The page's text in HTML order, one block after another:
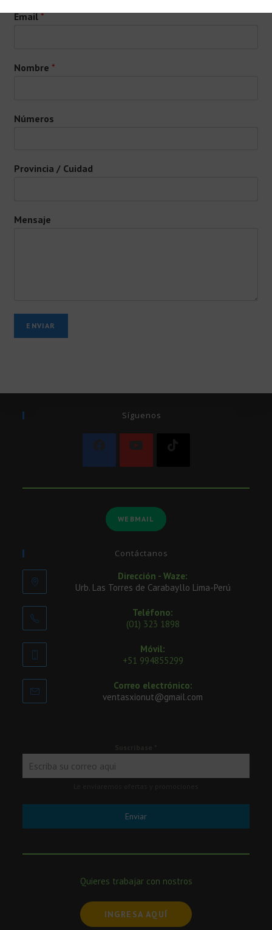
Email*
Nombre*
Números
Provincia / Cuidad
Mensaje
ENVIAR
Síguenos
WEBMAIL
Contáctanos
Dirección - Waze:
Urb. Las Torres de Carabayllo Lima-Perú
Teléfono:
(01) 323 1898
Móvil:
+51 994855299
Correo electrónico:
ventasxionut@gmail.com
Enviar
Quieres trabajar con nostros
INGRESA AQUÍ